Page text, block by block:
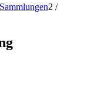
2 /